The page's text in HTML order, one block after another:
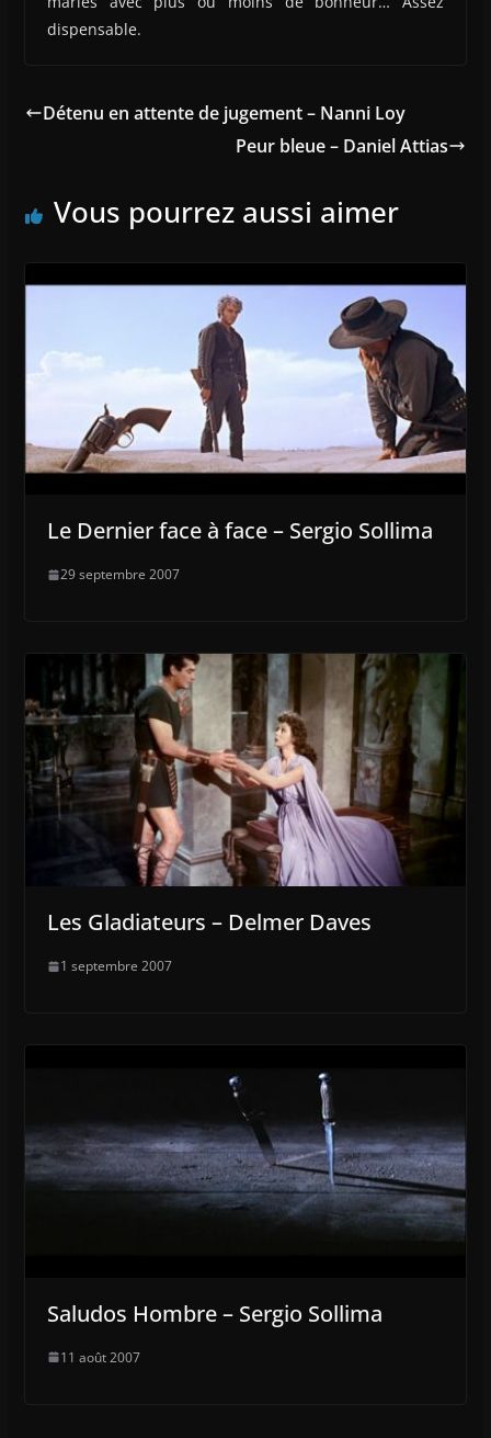
dispensable.
Détenu en attente de jugement – Nanni Loy
Peur bleue – Daniel Attias
Vous pourrez aussi aimer
Le Dernier face à face – Sergio Sollima
29 septembre 2007
Les Gladiateurs – Delmer Daves
1 septembre 2007
Saludos Hombre – Sergio Sollima
11 août 2007